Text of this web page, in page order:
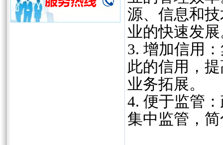
源、信息和
业的快速发
3. 增加信用
此的信用，
业务拓展。
4. 便于监管
集中监管，